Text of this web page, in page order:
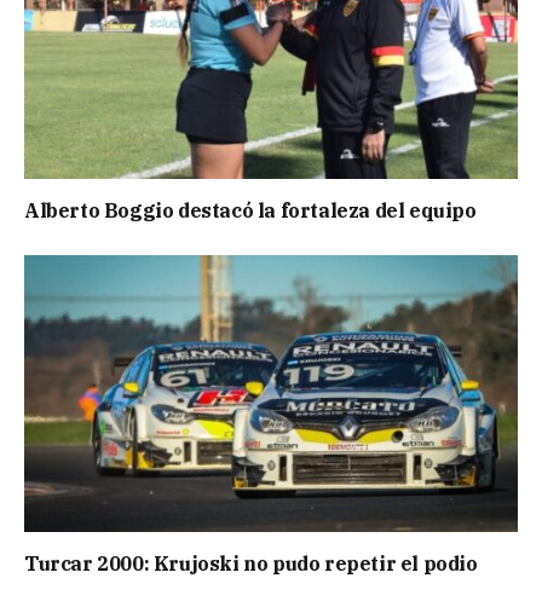
Alberto Boggio destacó la fortaleza del equipo
Turcar 2000: Krujoski no pudo repetir el podio